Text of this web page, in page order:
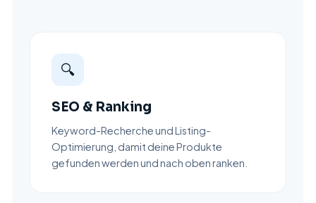
🔍
SEO & Ranking
Keyword-Recherche und Listing-
Optimierung, damit deine Produkte
gefunden werden und nach oben ranken.